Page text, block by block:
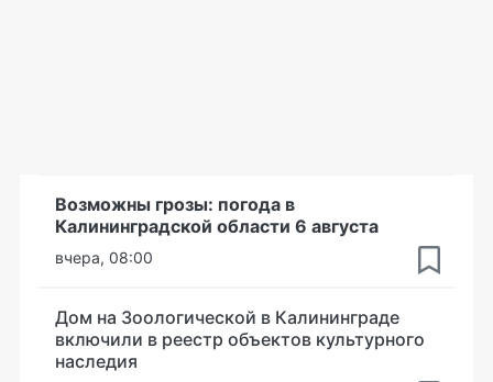
Возможны грозы: погода в
Калининградской области 6 августа
вчера, 08:00
Дом на Зоологической в Калининграде
включили в реестр объектов культурного
наследия